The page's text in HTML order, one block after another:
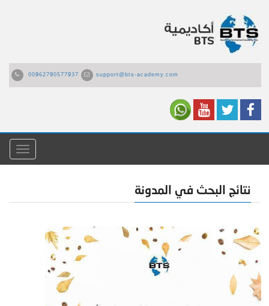
00962790577937 support@bts-academy.com
القائمة
نتائج البحث في المدونة